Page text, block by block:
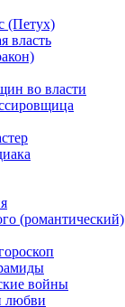
(Петух)
власть
во власти
(романтический)
войны
любви